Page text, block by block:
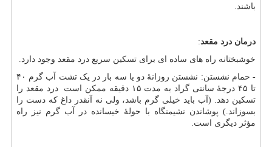
باشند.
درمان درد مقعد:
خوشبختانه راه های ساده ای برای تسکین سریع درد مقعد وجود دارد.
- حمام نشستن: نشستن روزانهٔ دو یا سه بار در یک تشت آب گرم ۴۰
تا ۴۵ درجهٔ سانتی گراد به مدت ۱۵ دقیقه ممکن است درد مقعد را
تسکین دهد. (آب باید خیلی گرم باشد، ولی نه آنقدر داغ که دست را
بسوزاند.) پوشاندن نشیمنگاه با حولهٔ خیسانده در آب گرم نیز راه
مؤثر دیگری است.